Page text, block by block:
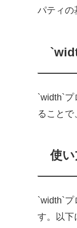
パティの
`width`プ
ることで
使
`width`
す。以下